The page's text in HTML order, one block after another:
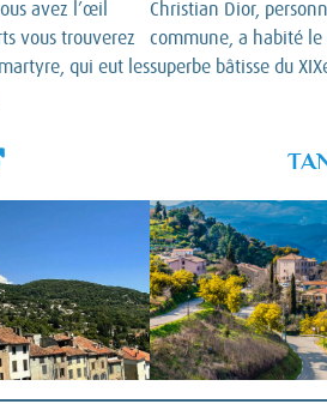
avez l’œil
vous trouverez
qui eut les
Christian Dior,
commune, a habité le
superbe bâtisse du